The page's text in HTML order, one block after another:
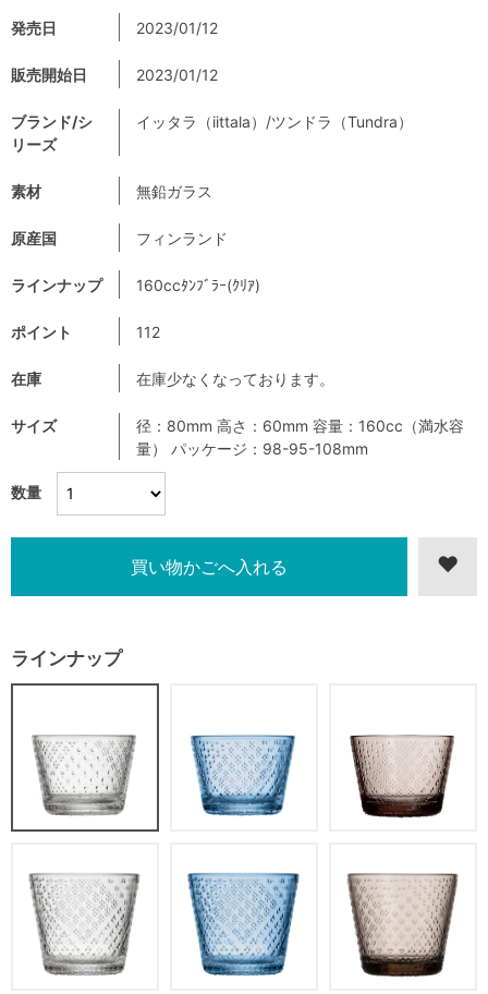
数量
発売日 2023/01/12
販売開始日 2023/01/12
ブランド/シ
リーズ
イッタラ（iittala）/ツンドラ（Tundra）
素材 無鉛ガラス
原産国 フィンランド
ラインナップ 160ccﾀﾝﾌﾞﾗｰ(ｸﾘｱ)
ポイント 112
在庫 在庫少なくなっております。
サイズ
径：80mm 高さ：60mm 容量：160cc（満水容
量） パッケージ：98-95-108mm
ラインナップ